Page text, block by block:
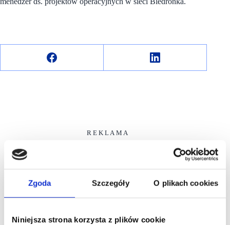
Zgoda Szczegóły O plikach cookies
Niniejsza strona korzysta z plików cookie
R E K L A M A